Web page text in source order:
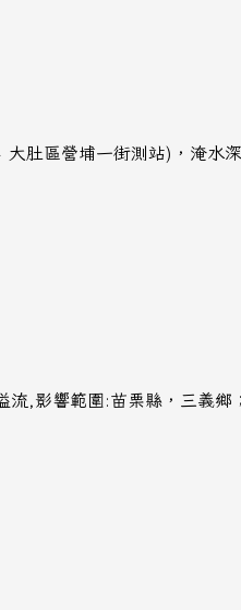
肚區營埔一街測站)，淹水
,影響範圍:苗栗縣，三義鄉